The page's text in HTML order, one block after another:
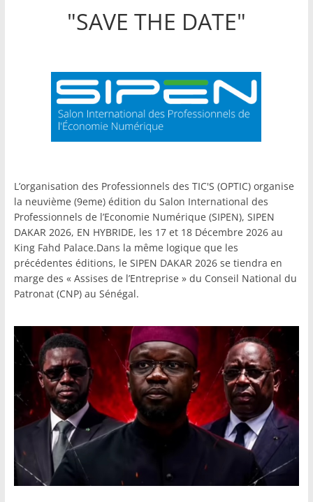
"SAVE THE DATE"
L’organisation des Professionnels des TIC'S (OPTIC) organise
la neuvième (9eme) édition du Salon International des
Professionnels de l’Economie Numérique (SIPEN), SIPEN
DAKAR 2026, EN HYBRIDE, les 17 et 18 Décembre 2026 au
King Fahd Palace.Dans la même logique que les
précédentes éditions, le SIPEN DAKAR 2026 se tiendra en
marge des « Assises de l’Entreprise » du Conseil National du
Patronat (CNP) au Sénégal.